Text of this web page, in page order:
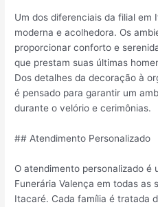
Um dos diferenciais da filial em
moderna e acolhedora. Os
proporcionar conforto e
que prestam suas últimas
Dos detalhes da decoração à
é pensado para garantir um
durante o velório e cerimônias.
## Atendimento Personalizado
O atendimento personalizado é
Funerária Valença em todas as
Itacaré. Cada família é tratada